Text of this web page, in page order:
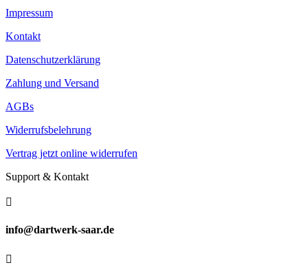
Impressum
Kontakt
Datenschutzerklärung
Zahlung und Versand
AGBs
Widerrufsbelehrung
Vertrag jetzt online widerrufen
Support & Kontakt

info@dartwerk-saar.de
